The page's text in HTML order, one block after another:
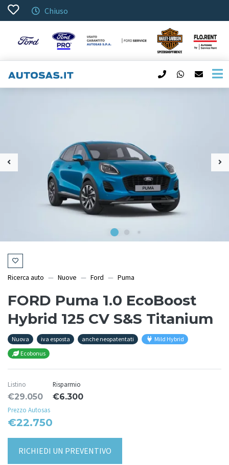
Chiuso
Ricerca auto Nuove Ford Puma
FORD Puma 1.0 EcoBoost
Hybrid 125 CV S&S Titanium
Nuova iva esposta anche neopatentati
Mild Hybrid
Ecobonus
Listino
€29.050
Risparmio
€6.300
Prezzo Autosas
€22.750
RICHIEDI UN PREVENTIVO